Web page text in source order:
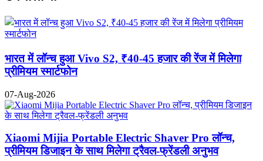
भारत में लॉन्च हुआ Vivo S2, ₹40-45 हजार की रेंज में मिलेगा
प्रीमियम स्मार्टफोन
07-Aug-2026
Xiaomi Mijia Portable Electric Shaver Pro लॉन्च,
प्रीमियम डिजाइन के साथ मिलेगा ट्रैवल-फ्रेंडली अनुभव